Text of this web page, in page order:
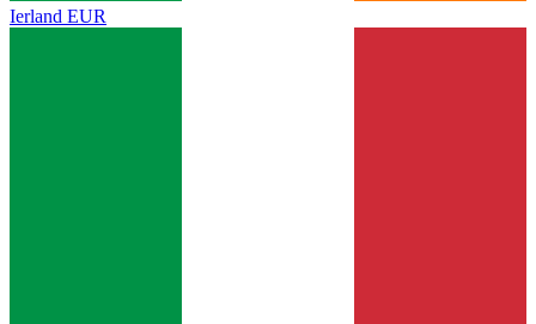
Ierland EUR